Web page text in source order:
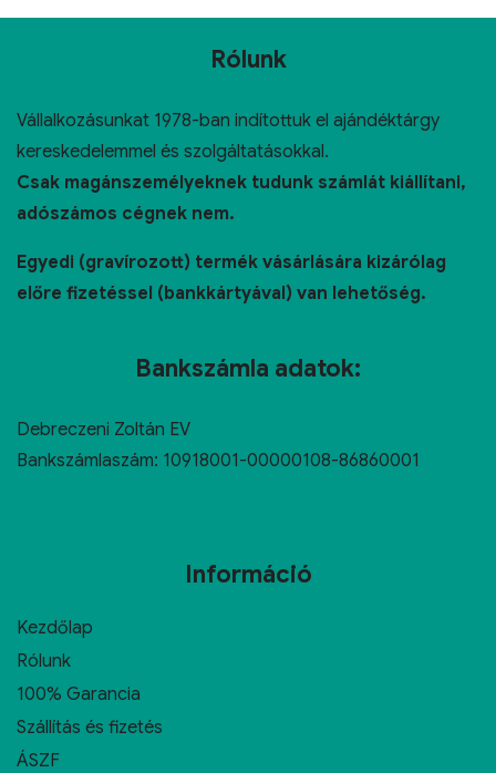
Rólunk
Vállalkozásunkat 1978-ban indítottuk el ajándéktárgy
kereskedelemmel és szolgáltatásokkal.
Csak magánszemélyeknek tudunk számlát kiállítani,
adószámos cégnek nem.
Egyedi (gravírozott) termék vásárlására kizárólag
előre fizetéssel (bankkártyával) van lehetőség.
Bankszámla adatok:
Debreczeni Zoltán EV
Bankszámlaszám: 10918001-00000108-86860001
Információ
Kezdőlap
Rólunk
100% Garancia
Szállítás és fizetés
ÁSZF